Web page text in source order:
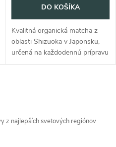
DO KOŠÍKA
Kvalitná organická matcha z
oblasti Shizuoka v Japonsku,
určená na každodennú prípravu
matcha latté.
z najlepších svetových regiónov